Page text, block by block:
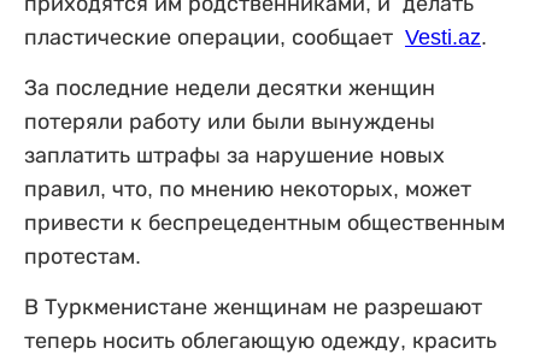
пластические операции, сообщает Vesti.az.
За последние недели десятки женщин
потеряли работу или были вынуждены
заплатить штрафы за нарушение новых
правил, что, по мнению некоторых, может
привести к беспрецедентным общественным
протестам.
В Туркменистане женщинам не разрешают
теперь носить облегающую одежду, красить